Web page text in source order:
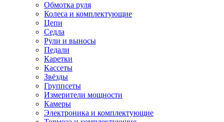
Обмотка руля
Колеса и комплектующие
Цепи
Седла
Рули и выносы
Педали
Каретки
Кассеты
Звёзды
Группсеты
Измерители мощности
Камеры
Электроника и комплектующие